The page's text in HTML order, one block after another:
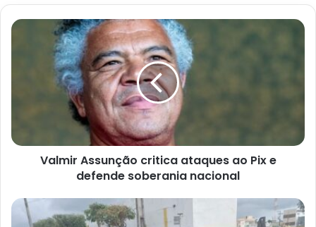
Valmir
soberania
nacionalValmir Assunção critica ataques ao Pix e
defende soberania nacional
Acidente
entre